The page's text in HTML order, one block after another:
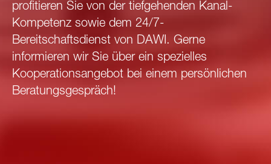
profitieren Sie von der tiefgehenden Kanal-
Kompetenz sowie dem 24/7-
Bereitschaftsdienst von DAWI. Gerne
informieren wir Sie über ein spezielles
Kooperationsangebot bei einem persönlichen
Beratungsgespräch!